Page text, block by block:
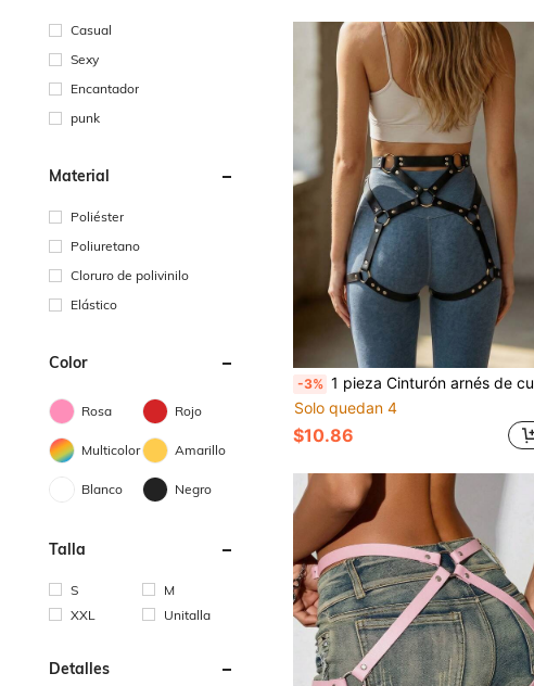
Casual
Sexy
Encantador
punk
Material
Poliéster
Poliuretano
Cloruro de polivinilo
Elástico
Color
Rosa Rojo
Multicolor Amarillo
Blanco Negro
Talla
S
M
XXL
Unitalla
Detalles
-3% 1 pieza Cinturón arnés de cuero PU para mujer, accesorios de estilo gótico con tirantes para los hombros y ligas para los muslos para fiestas de Halloween y uso diario
Solo quedan 4
$10.86